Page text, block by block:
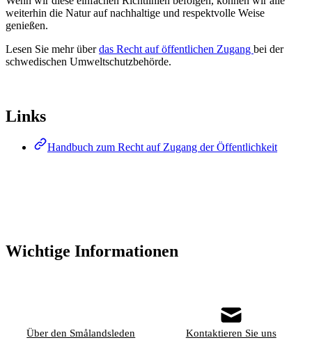
weiterhin die Natur auf nachhaltige und respektvolle Weise
genießen.
Lesen Sie mehr überdas Recht auf öffentlichen Zugang bei der
schwedischen Umweltschutzbehörde.
Links
Handbuch zum Recht auf Zugang der Öffentlichkeit
Wichtige Informationen
Über den Smålandsleden Kontaktieren Sie uns